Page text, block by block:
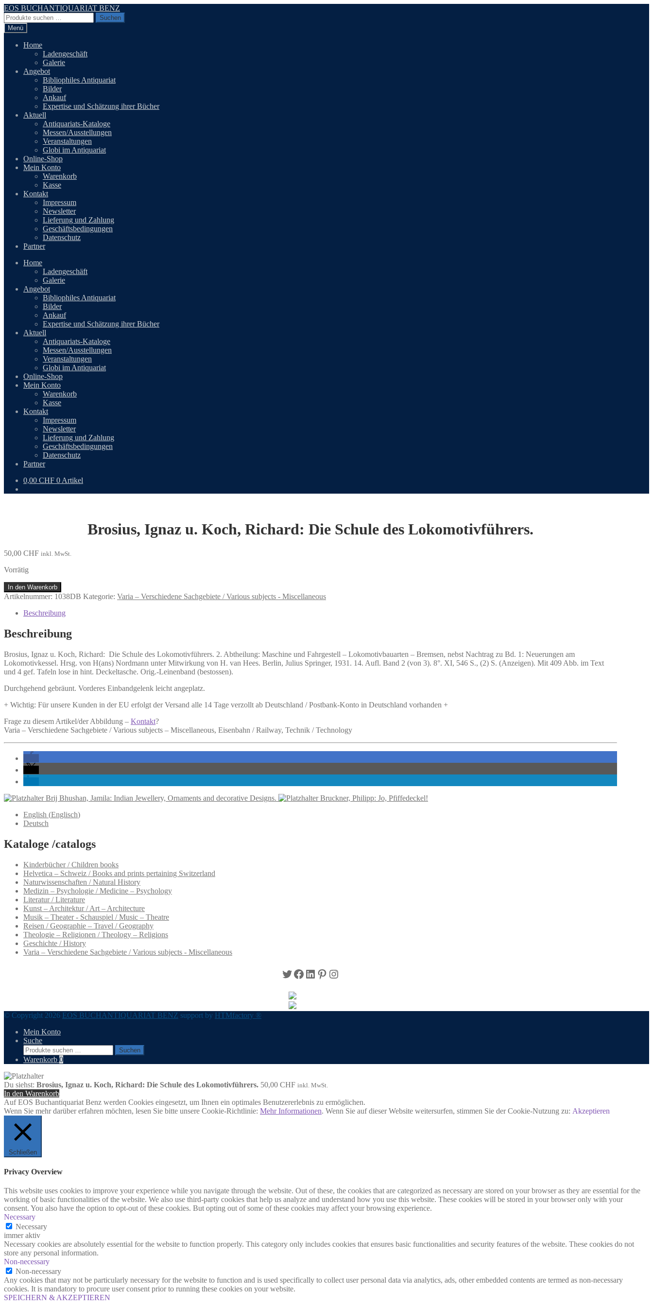
Zur
Navigation
springen
Zum
Inhalt
springen
EOS BUCHANTIQUARIAT BENZ
Suchen
nach:
Suchen
Menü
Home
Ladengeschäft
Galerie
Angebot
Bibliophiles Antiquariat
Bilder
Ankauf
Expertise und Schätzung ihrer Bücher
Aktuell
Antiquariats-Kataloge
Messen/Ausstellungen
Veranstaltungen
Globi im Antiquariat
Online-Shop
Mein Konto
Warenkorb
Kasse
Kontakt
Impressum
Newsletter
Lieferung und Zahlung
Geschäftsbedingungen
Datenschutz
Partner
Home
Ladengeschäft
Galerie
Angebot
Bibliophiles Antiquariat
Bilder
Ankauf
Expertise und Schätzung ihrer Bücher
Aktuell
Antiquariats-Kataloge
Messen/Ausstellungen
Veranstaltungen
Globi im Antiquariat
Online-Shop
Mein Konto
Warenkorb
Kasse
Kontakt
Impressum
Newsletter
Lieferung und Zahlung
Geschäftsbedingungen
Datenschutz
Partner
0,00 CHF 0 Artikel
Brosius, Ignaz u. Koch, Richard: Die Schule des Lokomotivführers.
50,00 CHF inkl. MwSt.
Vorrätig
Brosius,
Ignaz
Koch,
Die
Schule
Lokomotivführers.
Menge
In den Warenkorb
Artikelnummer: 1038DB Kategorie: Varia – Verschiedene Sachgebiete / Various subjects - Miscellaneous
Beschreibung
Beschreibung
Brosius, Ignaz u. Koch, Richard: Die Schule des Lokomotivführers. 2. Abtheilung: Maschine und Fahrgestell – Lokomotivbauarten – Bremsen, nebst Nachtrag zu Bd. 1: Neuerungen am
Lokomotivkessel. Hrsg. von H(ans) Nordmann unter Mitwirkung von H. van Hees. Berlin, Julius Springer, 1931. 14. Aufl. Band 2 (von 3). 8°. XI, 546 S., (2) S. (Anzeigen). Mit 409 Abb. im Text
und 4 gef. Tafeln lose in hint. Deckeltasche. Orig.-Leinenband (bestossen).
Durchgehend gebräunt. Vorderes Einbandgelenk leicht angeplatz.
+ Wichtig: Für unsere Kunden in der EU erfolgt der Versand alle 14 Tage verzollt ab Deutschland / Postbank-Konto in Deutschland vorhanden +
Frage zu diesem Artikel/der Abbildung – Kontakt?
Varia – Verschiedene Sachgebiete / Various subjects – Miscellaneous, Eisenbahn / Railway, Technik / Technology
Brij Bhushan, Jamila: Indian Jewellery, Ornaments and decorative Designs.
Bruckner, Philipp: Jo, Pfiffedeckel!
English (Englisch)
Deutsch
Kataloge /catalogs
Kinderbücher / Children books
Helvetica – Schweiz / Books and prints pertaining Switzerland
Naturwissenschaften / Natural History
Medizin – Psychologie / Medicine – Psychology
Literatur / Literature
Kunst – Architektur / Art – Architecture
Musik – Theater - Schauspiel / Music – Theatre
Reisen / Geographie – Travel / Geography
Theologie – Religionen / Theology – Religions
Geschichte / History
Varia – Verschiedene Sachgebiete / Various subjects - Miscellaneous
Twitter
Facebook
LinkedIn
Pinterest
Instagram
© Copyright 2026 EOS BUCHANTIQUARIAT BENZ support by HTMfactory ®
Mein Konto
Suche
Suchen
nach:
Suchen
Warenkorb 0
Du siehst: Brosius, Ignaz u. Koch, Richard: Die Schule des Lokomotivführers. 50,00 CHF inkl. MwSt.
In den Warenkorb
Auf EOS Buchantiquariat Benz werden Cookies eingesetzt, um Ihnen ein optimales Benutzererlebnis zu ermöglichen.
Wenn Sie mehr darüber erfahren möchten, lesen Sie bitte unsere Cookie-Richtlinie: Mehr Informationen. Wenn Sie auf dieser Website weitersurfen, stimmen Sie der Cookie-Nutzung zu: Akzeptieren
Schließen
Privacy Overview
This website uses cookies to improve your experience while you navigate through the website. Out of these, the cookies that are categorized as necessary are stored on your browser as they are essential for the
working of basic functionalities of the website. We also use third-party cookies that help us analyze and understand how you use this website. These cookies will be stored in your browser only with your
consent. You also have the option to opt-out of these cookies. But opting out of some of these cookies may affect your browsing experience.
Necessary
Necessary
immer aktiv
Necessary cookies are absolutely essential for the website to function properly. This category only includes cookies that ensures basic functionalities and security features of the website. These cookies do not
store any personal information.
Non-necessary
Non-necessary
Any cookies that may not be particularly necessary for the website to function and is used specifically to collect user personal data via analytics, ads, other embedded contents are termed as non-necessary
cookies. It is mandatory to procure user consent prior to running these cookies on your website.
SPEICHERN & AKZEPTIEREN